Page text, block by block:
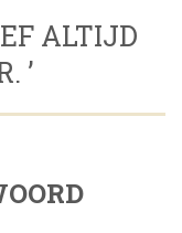
ALTIJD
’